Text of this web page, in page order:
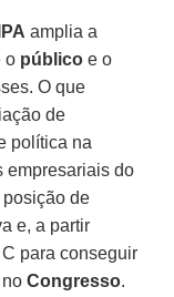
IPA amplia a
o público e o
O que
de
política na
empresariais do
de
e, a partir
para conseguir
noCongresso.